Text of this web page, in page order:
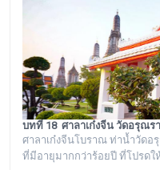
ที่บรรจุบรรจุอัฐิของพระธรรม
ราชวราราม องค์ที่ ๙
บทที่ 18 ศาลาเก๋งจีน วัดอรุณร
ศาลาเก๋งจีนโบราณ ท่าน้ำวัดอ
ที่มีอายุมากกว่าร้อยปี ที่โปรด